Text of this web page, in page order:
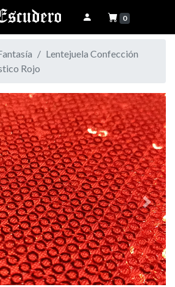
navigation 0
Lentejuela Confección
Rojo
Next